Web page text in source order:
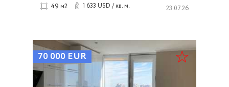
49 м2 1 633 USD / кв. м. 23.07.26
70 000 EUR